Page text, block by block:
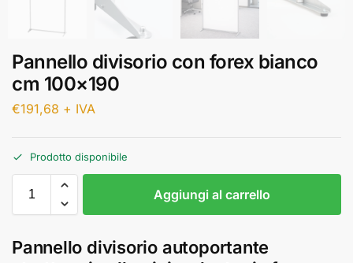
Pannello divisorio con forex bianco
cm 100×190
€191,68 + IVA
Prodotto disponibile
Aggiungi al carrello
Pannello divisorio autoportante